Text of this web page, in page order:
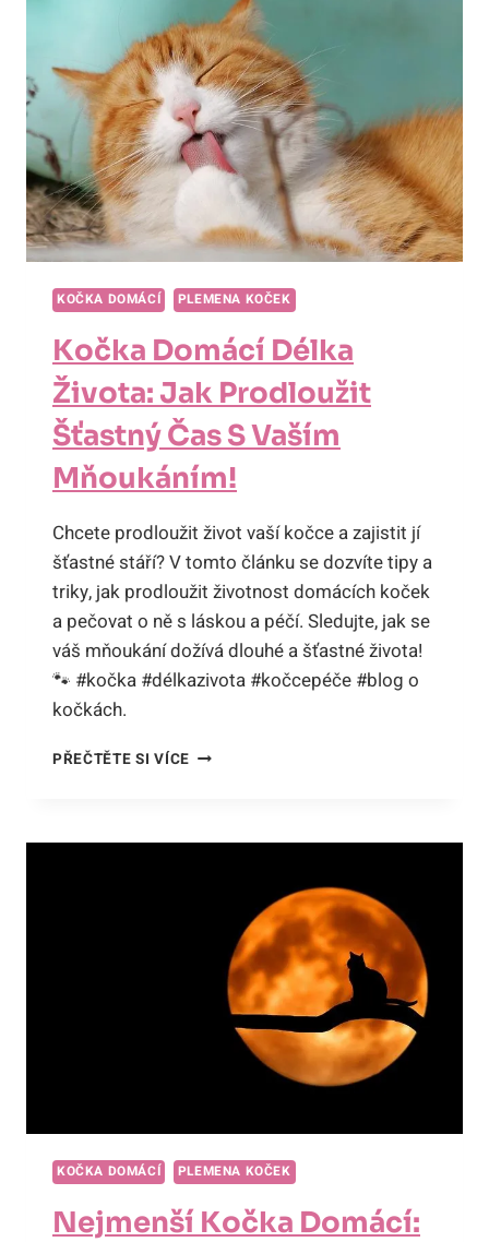
KOČKA DOMÁCÍ PLEMENA KOČEK
Kočka Domácí Délka
Života: Jak Prodloužit
Šťastný Čas S Vaším
Mňoukáním!
Chcete prodloužit život vaší kočce a zajistit jí
šťastné stáří? V tomto článku se dozvíte tipy a
triky, jak prodloužit životnost domácích koček
a pečovat o ně s láskou a péčí. Sledujte, jak se
váš mňoukání dožívá dlouhé a šťastné života!
🐾 #kočka #délkazivota #kočcepéče #blog o
kočkách.
PŘEČTĚTE SI VÍCEKOČKA
JAK
VAŠÍM
MŇOUKÁNÍM!
KOČKA DOMÁCÍ PLEMENA KOČEK
Nejmenší Kočka Domácí: